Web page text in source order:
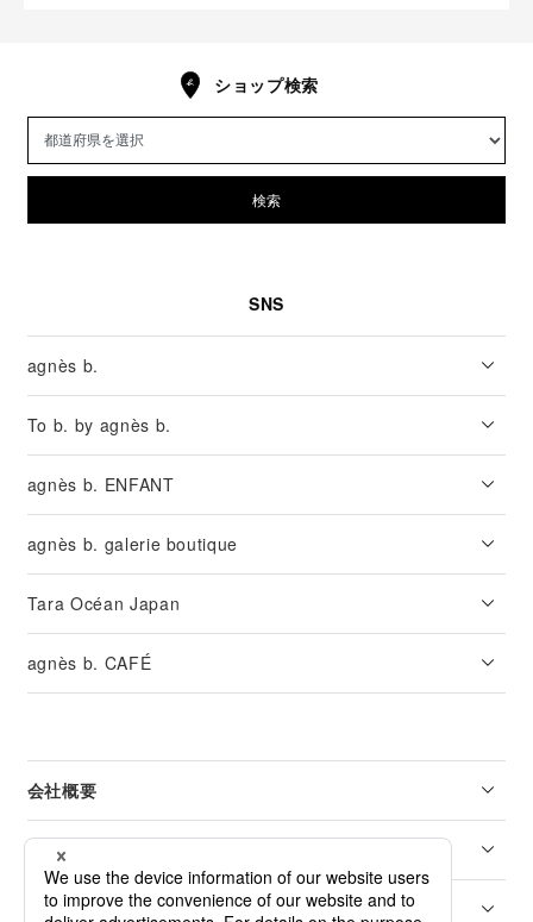
ショップ検索
検索
SNS
agnès b.
To b. by agnès b.
agnès b. ENFANT
agnès b. galerie boutique
Tara Océan Japan
agnès b. CAFÉ
会社概要
リーガル
カスタマーサービス